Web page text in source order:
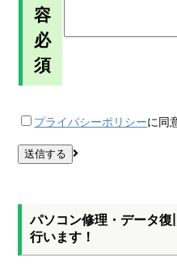
容
必
須
プライバシーポリシーに同
パソコン修理・データ
行います！